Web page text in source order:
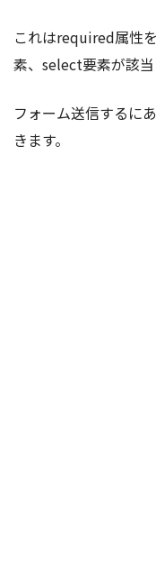
これはrequired属性
素、select要素が該当
フォーム送信するに
きます。